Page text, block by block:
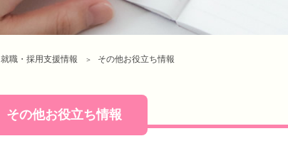
就職・採用支援情報 その他お役立ち情報
その他お役立ち情報